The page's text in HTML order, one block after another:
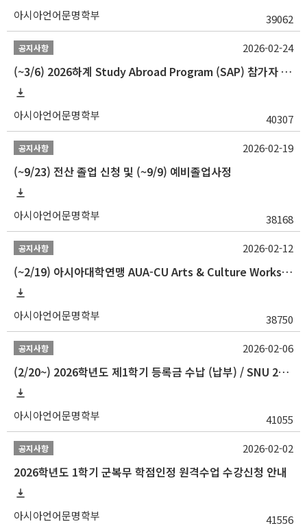
아시아언어문명학부 39062
공지사항
(~3/6) 2026하계 Study Abroad Program (SAP) 참가자 모집 안내
아시아언어문명학부 40307
2026-02-24
공지사항
(~9/23) 전산 졸업 신청 및 (~9/9) 예비졸업사정
아시아언어문명학부 38168
2026-02-19
공지사항
(~2/19) 아시아대학연맹 AUA-CU Arts & Culture Workshop Camp 2026 참가자 선발 안내
아시아언어문명학부 38750
2026-02-12
공지사항
(2/20~) 2026학년도 제1학기 등록금 수납 (납부) / SNU 26-1 Tuition fee payment notice
아시아언어문명학부 41055
2026-02-06
공지사항
2026학년도 1학기 군복무 학점인정 원격수업 수강신청 안내
아시아언어문명학부 41556
2026-02-02